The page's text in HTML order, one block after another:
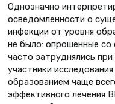
Однозначно
осведомленности о
инфекции от уровня
не было: опрошенные со
часто затруднялись
участники
образованием чаще
эффективного лечения